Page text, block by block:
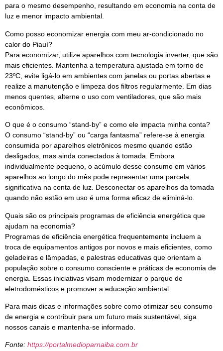
para o mesmo desempenho, resultando em economia na conta de
luz e menor impacto ambiental.
Como posso economizar energia com meu ar-condicionado no
calor do Piauí?
Para economizar, utilize aparelhos com tecnologia inverter, que são
mais eficientes. Mantenha a temperatura ajustada em torno de
23ºC, evite ligá-lo em ambientes com janelas ou portas abertas e
realize a manutenção e limpeza dos filtros regularmente. Em dias
menos quentes, alterne o uso com ventiladores, que são mais
econômicos.
O que é o consumo “stand-by” e como ele impacta minha conta?
O consumo “stand-by” ou “carga fantasma” refere-se à energia
consumida por aparelhos eletrônicos mesmo quando estão
desligados, mas ainda conectados à tomada. Embora
individualmente pequeno, o acúmulo desse consumo em vários
aparelhos ao longo do mês pode representar uma parcela
significativa na conta de luz. Desconectar os aparelhos da tomada
quando não estão em uso é uma forma eficaz de eliminá-lo.
Quais são os principais programas de eficiência energética que
ajudam na economia?
Programas de eficiência energética frequentemente incluem a
troca de equipamentos antigos por novos e mais eficientes, como
geladeiras e lâmpadas, e palestras educativas que orientam a
população sobre o consumo consciente e práticas de economia de
energia. Essas iniciativas visam modernizar o parque de
eletrodomésticos e promover a educação ambiental.
Para mais dicas e informações sobre como otimizar seu consumo
de energia e contribuir para um futuro mais sustentável, siga
nossos canais e mantenha-se informado.
Fonte: https://portalmedioparnaiba.com.br